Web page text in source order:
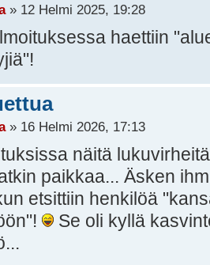
» 12 Helmi 2025, 19:28
haettiin
» 16 Helmi 2026, 17:13
näitä
paikkaa... Äsken
etsittiin henkilöä
Se oli kyllä